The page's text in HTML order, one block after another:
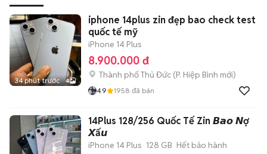
34 phút trước 4
iphone 14plus zin đẹp bao check test
quốc tế mỹ
iPhone 14 Plus
8.900.000 đ
Thành phố Thủ Đức (P. Hiệp Bình mới)
4.9 1958 đã bán
14Plus 128/256 Quốc Tế Zin 𝘽𝙖𝙤 𝙉ợ
𝙓ấ𝙪
iPhone 14 Plus 128 GB Hết bảo hành